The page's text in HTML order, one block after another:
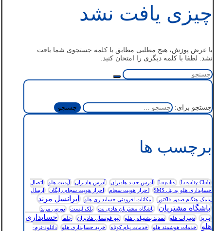
چیزی یافت نشد
با عرض پوزش، هیچ مطلبی مطابق با کلمه جستجوی شما یافت
نشد. لطفا با کلمه دیگری را امتحان کنید.
جستجو برای:
برچسب ها
Loyalty Loyalty Club آدرس جدید هادیران آدرس هادیران آپدیت هلو
اتصال
حسابداری هلو به پنل SMS
احراز هویت سجام احراز هویت سجام رایگان
ارسال
پیامک هنگام صدور فاکتور
امکانات افزودنی حسابداری هلو
ایرانسل مرند
باشگاه مشتریان
باشگاه مشتریان هادی نت بلک لیست
بورس مرند
تبریز
تغییرات هلو تمدید پشتیبانی هلو تیم فوتسال هادیران جلفا
حسابداری
هلو
خدمات هوشمند هلو خدمات پیام کوتاه خرید حسابداری هلو
دانلود-نرم-